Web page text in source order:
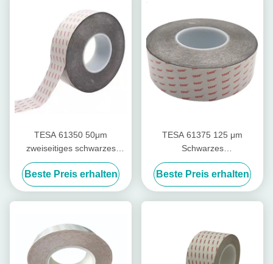
TESA 61350 50μm
zweiseitiges schwarzes
Hochleistungsband
Beste Preis erhalten
TESA 61375 125 μm
Schwarzes
Hochleistungsfilm-
Doppelseitiges Band mit
modifiziertem Acrylklebstoff
Beste Preis erhalten